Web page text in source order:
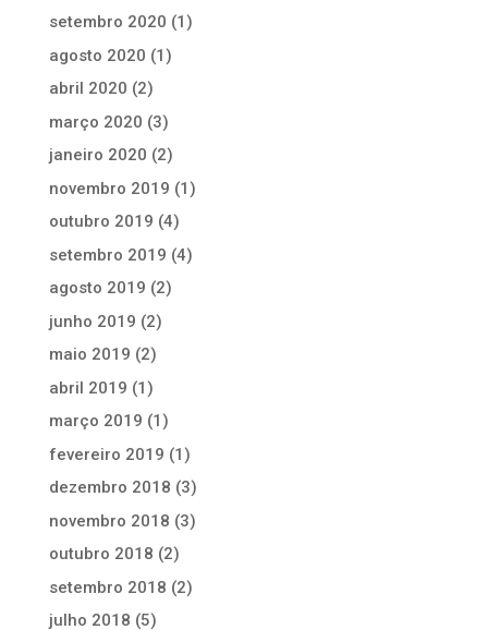
setembro 2020 (1)
agosto 2020 (1)
abril 2020 (2)
março 2020 (3)
janeiro 2020 (2)
novembro 2019 (1)
outubro 2019 (4)
setembro 2019 (4)
agosto 2019 (2)
junho 2019 (2)
maio 2019 (2)
abril 2019 (1)
março 2019 (1)
fevereiro 2019 (1)
dezembro 2018 (3)
novembro 2018 (3)
outubro 2018 (2)
setembro 2018 (2)
julho 2018 (5)